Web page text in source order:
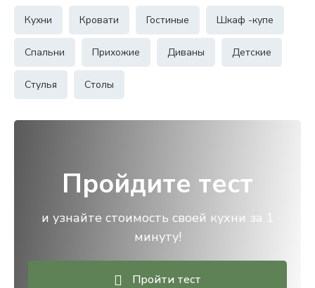
Кухни Кровати Гостиные Шкаф -купе
Спальни Прихожие Диваны Детские
Стулья Столы
Пройдите тест
и узнайте стоимость своей кухни за 1
минуту!
Пройти тест